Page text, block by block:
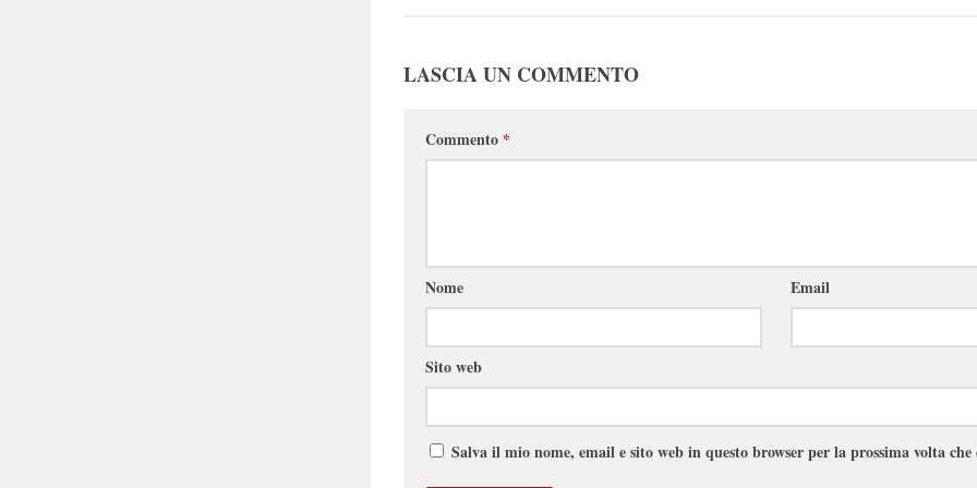
LASCIA UN COMMENTO
Commento *
Nome Email
Sito web
Salva il mio nome, email e sito web in questo browser per la prossima volta che